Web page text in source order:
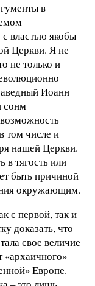
в
с властью якобы
Церкви. Я не
не только и
Иоанн
сонм
том числе и
нашей Церкви.
в тягость или
быть причиной
окружающим.
с первой, так и
доказать, что
свое величие
«архаичного»
Европе.